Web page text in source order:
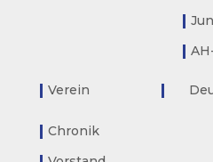
Verein
Chronik